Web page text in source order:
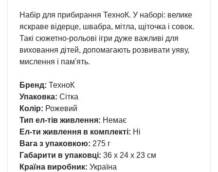
Набір для прибирання ТехноК. У наборі: велике
яскраве відерце, швабра, мітла, щіточка і совок.
Такі сюжетно-рольові ігри дуже важливі для
виховання дітей, допомагають розвивати уяву,
мислення і пам'ять.
Бренд: ТехноК
Упаковка: Сітка
Колір: Рожевий
Тип ел-тів живлення: Немає
Ел-ти живлення в комплекті: Ні
Вага з упаковкою: 275 г
Габарити в упаковці: 36 x 24 x 23 см
Країна виробник: Україна